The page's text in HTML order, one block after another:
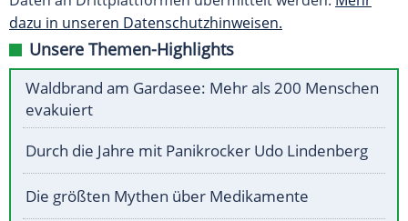
dazu in unseren Datenschutzhinweisen.
Unsere Themen-Highlights
Waldbrand am Gardasee: Mehr als 200 Menschen
evakuiert
Durch die Jahre mit Panikrocker Udo Lindenberg
Die größten Mythen über Medikamente